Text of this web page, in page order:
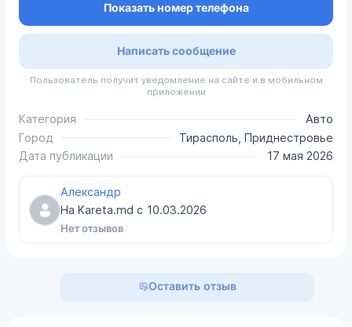
Показать номер телефона
Написать сообщение
Пользователь получит уведомление на сайте и в мобильном
приложении
Категория
Авто
Город
Тирасполь, Приднестровье
Дата публикации
17 мая 2026
Александр
На Kareta.md с 10.03.2026
Нет отзывов
Оставить отзыв